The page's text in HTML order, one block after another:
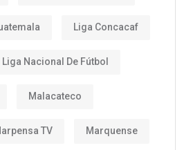
Liga Concacaf
Liga Nacional De Fútbol
Malacateco
TV Marquense